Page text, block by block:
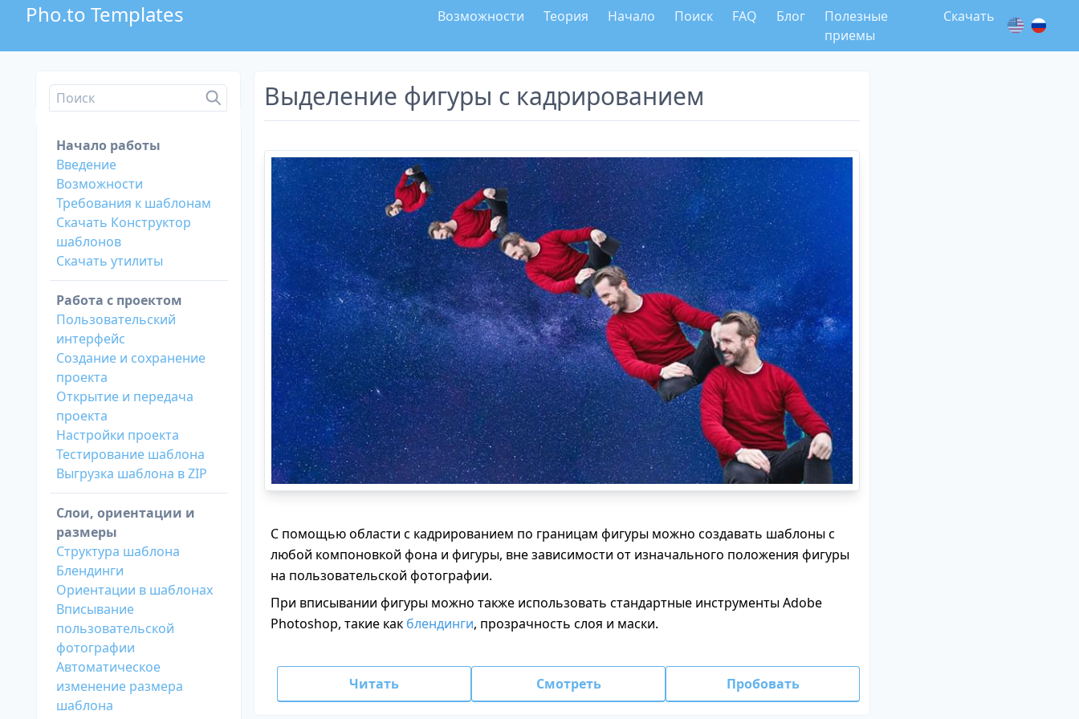
Pho.to Templates Возможности Теория Начало Поиск FAQ Блог
Полезные
приемы
Скачать
Выделение фигуры с кадрированием
С помощью области с кадрированием по границам фигуры можно создавать шаблоны с
любой компоновкой фона и фигуры, вне зависимости от изначального положения фигуры
на пользовательской фотографии.
При вписывании фигуры можно также использовать стандартные инструменты Adobe
Photoshop, такие как блендинги, прозрачность слоя и маски.
Читать Смотреть Пробовать
Начало работы
Введение
Возможности
Требования к шаблонам
Скачать Конструктор
шаблонов
Скачать утилиты
Работа с проектом
Пользовательский
интерфейс
Создание и сохранение
проекта
Открытие и передача
проекта
Настройки проекта
Тестирование шаблона
Выгрузка шаблона в ZIP
Слои, ориентации и
размеры
Структура шаблона
Блендинги
Ориентации в шаблонах
Вписывание
пользовательской
фотографии
Автоматическое
изменение размера
шаблона